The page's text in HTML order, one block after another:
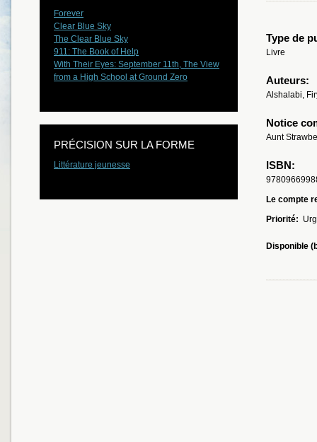
Type de
Livre
Auteurs:
Alshalabi,
Notice
Aunt
ISBN:
Le compte
Priorité:
Disponible
Forever
Clear Blue Sky
The Clear Blue Sky
911: The Book of Help
With Their Eyes: September 11th, The View
from a High School at Ground Zero
PRÉCISION SUR LA FORME
Littérature jeunesse